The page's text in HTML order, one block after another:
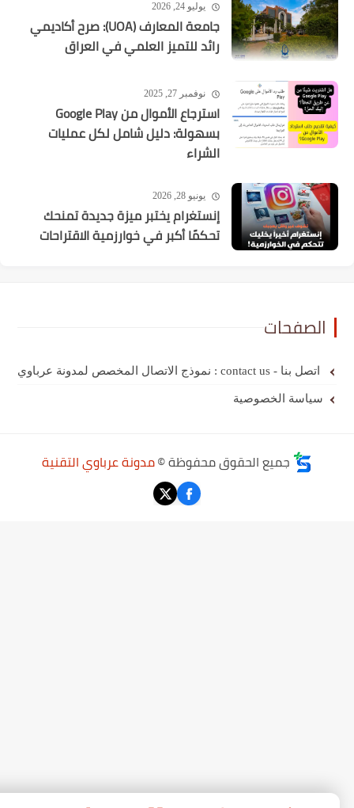
يوليو 24, 2026
جامعة المعارف (UOA): صرح أكاديمي
رائد للتميز العلمي في العراق
نوفمبر 27, 2025
استرجاع الأموال من Google Play
بسهولة: دليل شامل لكل عمليات
الشراء
يونيو 28, 2026
إنستغرام يختبر ميزة جديدة تمنحك
تحكمًا أكبر في خوارزمية الاقتراحات
الصفحات
اتصل بنا - contact us : نموذج الاتصال المخصص لمدونة عرباوي
سياسة الخصوصية
جميع الحقوق محفوظة ©مدونة عرباوي التقنية